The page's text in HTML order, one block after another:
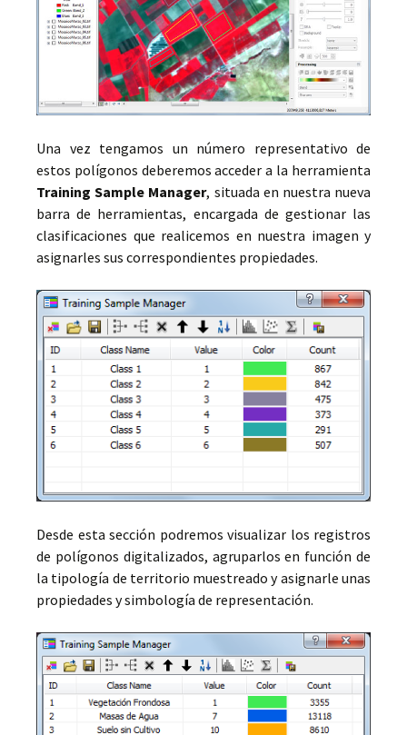
Una vez tengamos un número representativo de
estos polígonos deberemos acceder a la herramienta
Training Sample Manager, situada en nuestra nueva
barra de herramientas, encargada de gestionar las
clasificaciones que realicemos en nuestra imagen y
asignarles sus correspondientes propiedades.
Desde esta sección podremos visualizar los registros
de polígonos digitalizados, agruparlos en función de
la tipología de territorio muestreado y asignarle unas
propiedades y simbología de representación.